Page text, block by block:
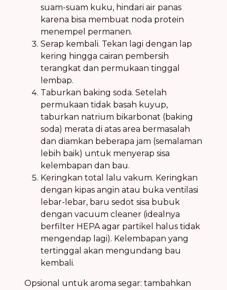
suam-suam kuku, hindari air panas
karena bisa membuat noda protein
menempel permanen.
Serap kembali. Tekan lagi dengan lap
kering hingga cairan pembersih
terangkat dan permukaan tinggal
lembap.
Taburkan baking soda. Setelah
permukaan tidak basah kuyup,
taburkan natrium bikarbonat (baking
soda) merata di atas area bermasalah
dan diamkan beberapa jam (semalaman
lebih baik) untuk menyerap sisa
kelembapan dan bau.
Keringkan total lalu vakum. Keringkan
dengan kipas angin atau buka ventilasi
lebar-lebar, baru sedot sisa bubuk
dengan vacuum cleaner (idealnya
berfilter HEPA agar partikel halus tidak
mengendap lagi). Kelembapan yang
tertinggal akan mengundang bau
kembali.
Opsional untuk aroma segar: tambahkan